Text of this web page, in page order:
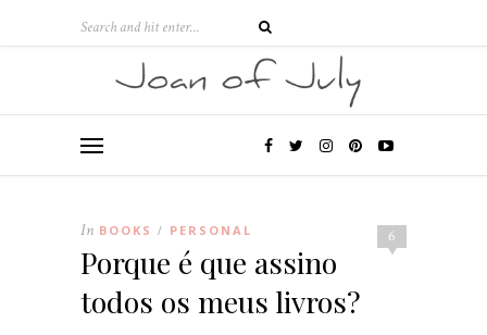
6
In BOOKS / PERSONAL
Porque é que assino
todos os meus livros?